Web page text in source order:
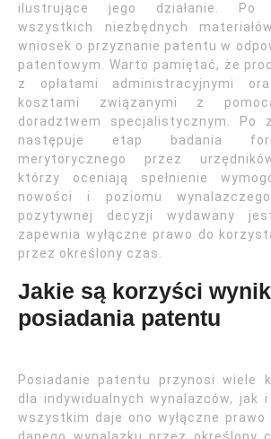
ilustrujące jego działanie. Po
wszystkich niezbędnych
wniosek o przyznanie patentu w
patentowym. Warto pamiętać, że
z opłatami administracyjnymi
kosztami związanymi z
doradztwem specjalistycznym. Po
następuje etap badania
merytorycznego przez
którzy oceniają spełnienie
nowości i poziomu
pozytywnej decyzji wydawany
zapewnia wyłączne prawo do
przez określony czas.
Jakie są korzyści
posiadania patentu
Posiadanie patentu przynosi wiele
dla indywidualnych wynalazców, jak
wszystkim daje ono wyłączne